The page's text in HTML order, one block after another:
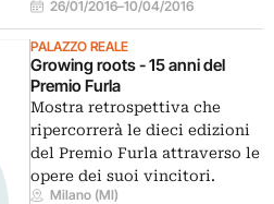
26/01/2016–10/04/2016
PALAZZO REALE
Growing roots - 15 anni del
Premio Furla
Mostra retrospettiva che
ripercorrerà le dieci edizioni
del Premio Furla attraverso le
opere dei suoi vincitori.
Milano (MI)